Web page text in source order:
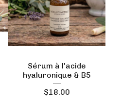
Sérum à l'acide
hyaluronique & B5
$18.00